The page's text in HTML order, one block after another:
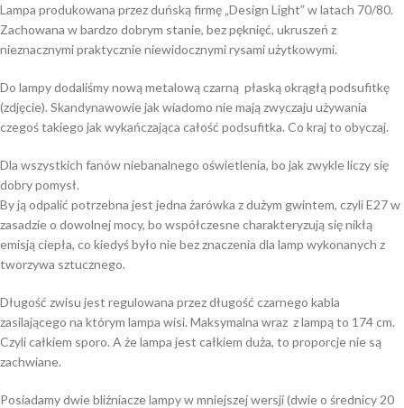
Lampa produkowana przez duńską firmę „Design Light” w latach 70/80.
Zachowana w bardzo dobrym stanie, bez pęknięć, ukruszeń z
nieznacznymi praktycznie niewidocznymi rysami użytkowymi.
Do lampy dodaliśmy nową metalową czarną płaską okrągłą podsufitkę
(zdjęcie). Skandynawowie jak wiadomo nie mają zwyczaju używania
czegoś takiego jak wykańczająca całość podsufitka. Co kraj to obyczaj.
Dla wszystkich fanów niebanalnego oświetlenia, bo jak zwykle liczy się
dobry pomysł.
By ją odpalić potrzebna jest jedna żarówka z dużym gwintem, czyli E27 w
zasadzie o dowolnej mocy, bo współczesne charakteryzują się nikłą
emisją ciepła, co kiedyś było nie bez znaczenia dla lamp wykonanych z
tworzywa sztucznego.
Długość zwisu jest regulowana przez długość czarnego kabla
zasilającego na którym lampa wisi. Maksymalna wraz z lampą to 174 cm.
Czyli całkiem sporo. A że lampa jest całkiem duża, to proporcje nie są
zachwiane.
Posiadamy dwie bliźniacze lampy w mniejszej wersji (dwie o średnicy 20